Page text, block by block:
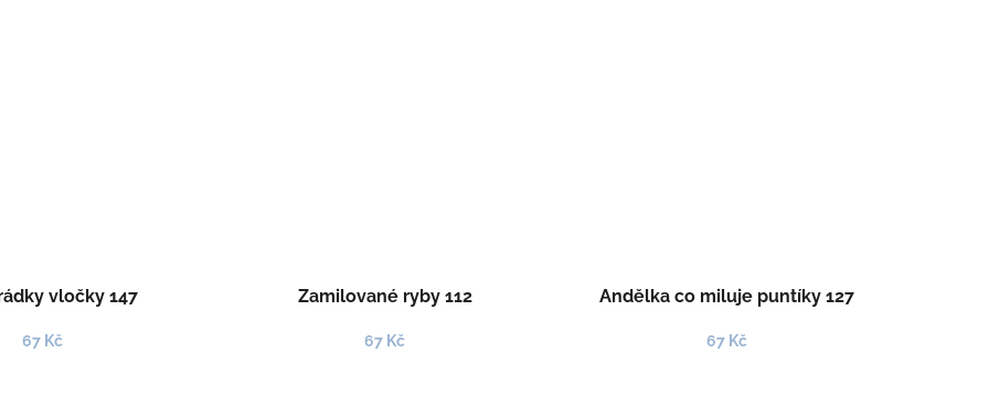
vločky 147
67 Kč
Zamilované ryby 112
67 Kč
Andělka co miluje puntíky 127
67 Kč